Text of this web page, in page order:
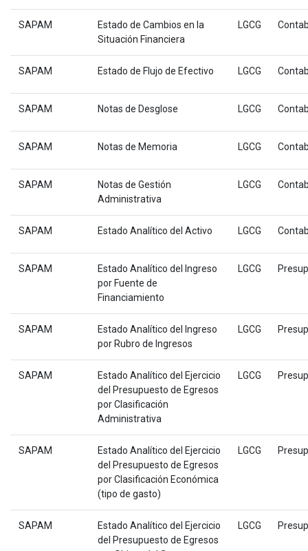
SAPAM
Estado de Cambios en la
Situación Financiera
LGCG
SAPAM Estado de Flujo de Efectivo LGCG
SAPAM Notas de Desglose LGCG
SAPAM Notas de Memoria LGCG
SAPAM
Notas de Gestión
Administrativa
LGCG
SAPAM Estado Analítico del Activo LGCG
SAPAM
Estado Analítico del Ingreso
por Fuente de
Financiamiento
LGCG
SAPAM
Estado Analítico del Ingreso
por Rubro de Ingresos
LGCG
SAPAM
Estado Analítico del Ejercicio
del Presupuesto de Egresos
por Clasificación
Administrativa
LGCG
SAPAM
Estado Analítico del Ejercicio
del Presupuesto de Egresos
por Clasificación Económica
(tipo de gasto)
LGCG
SAPAM
Estado Analítico del Ejercicio
del Presupuesto de Egresos
LGCG